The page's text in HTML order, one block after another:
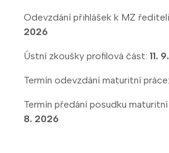
Odevzdání přihlášek k MZ
2026
Ústní zkoušky profilová část: 11.
Termín odevzdání maturitní práce:
Termín předání posudku
8. 2026